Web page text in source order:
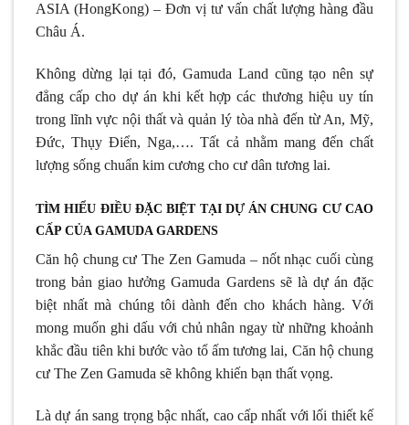
ASIA (HongKong) – Đơn vị tư vấn chất lượng hàng đầu
Châu Á.
Không dừng lại tại đó, Gamuda Land cũng tạo nên sự
đẳng cấp cho dự án khi kết hợp các thương hiệu uy tín
trong lĩnh vực nội thất và quản lý tòa nhà đến từ An, Mỹ,
Đức, Thụy Điển, Nga,…. Tất cả nhằm mang đến chất
lượng sống chuẩn kim cương cho cư dân tương lai.
TÌM HIỂU ĐIỀU ĐẶC BIỆT TẠI DỰ ÁN CHUNG CƯ CAO
CẤP CỦA GAMUDA GARDENS
Căn hộ chung cư The Zen Gamuda – nốt nhạc cuối cùng
trong bản giao hưởng Gamuda Gardens sẽ là dự án đặc
biệt nhất mà chúng tôi dành đến cho khách hàng. Với
mong muốn ghi dấu với chủ nhân ngay từ những khoảnh
khắc đầu tiên khi bước vào tổ ấm tương lai, Căn hộ chung
cư The Zen Gamuda sẽ không khiến bạn thất vọng.
Là dự án sang trọng bậc nhất, cao cấp nhất với lối thiết kế